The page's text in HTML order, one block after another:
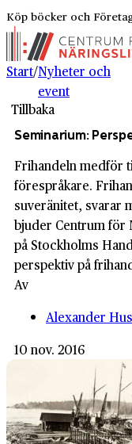
Köp böcker och
Start/Nyheter och
event
Tillbaka
Seminarium:
Frihandeln medför
förespråkare.
suveränitet, svarar
bjuder Centrum för
på Stockholms
perspektiv på
Av
Alexander
10 nov. 2016